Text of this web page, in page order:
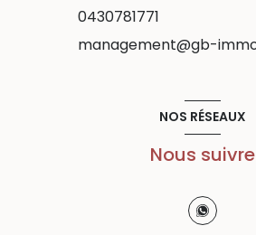
0430781771
management@gb-
NOS RÉSEAUX
Nous suivre